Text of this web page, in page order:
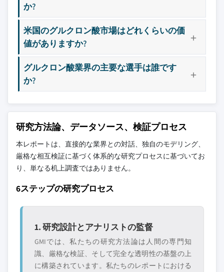
か?
米国のグルクロン酸市場はどれくらいの価
値がありますか?
グルクロン酸業界の主要な選手は誰です
か?
研究方法論、データソース、検証プロセス
本レポートは、直接的な業界との対話、独自のモデリング、
厳格な相互検証に基づく体系的な研究プロセスに基づいてお
り、単なる机上調査ではありません。
6ステップの研究プロセス
1. 研究設計とアナリストの監督
GMIでは、私たちの研究方法論は人間の専門知
識、厳格な検証、そして完全な透明性の基盤の上
に構築されています。私たちのレポートにおける